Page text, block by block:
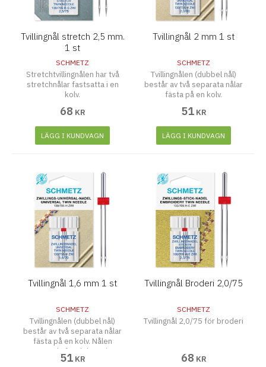
Tvillingnål stretch 2,5 mm.
1 st
SCHMETZ
Stretchtvillingnålen har två
stretchnålar fastsatta i en
kolv.
68 KR
LÄGG I KUNDVAGN
Tvillingnål 2 mm 1 st
SCHMETZ
Tvillingnålen (dubbel nål)
består av två separata nålar
fästa på en kolv.
51 KR
LÄGG I KUNDVAGN
Tvillingnål 1,6 mm 1 st
SCHMETZ
Tvillingnålen (dubbel nål)
består av två separata nålar
fästa på en kolv. Nålen
används för dekorativ
sömnad, kantstickning.
51 KR
Tvillingnål Broderi 2,0/75
SCHMETZ
Tvillingnål 2,0/75 för broderi
68 KR